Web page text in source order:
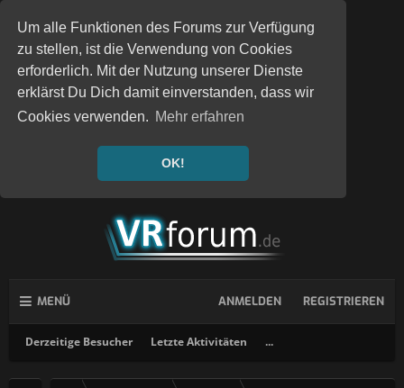
Um alle Funktionen des Forums zur Verfügung
zu stellen, ist die Verwendung von Cookies
erforderlich. Mit der Nutzung unserer Dienste
erklärst Du Dich damit einverstanden, dass wir
Cookies verwenden. Mehr erfahren
OK!
MENÜ
Derzeitige Besucher Letzte Aktivitäten ...
ANMELDEN REGISTRIEREN